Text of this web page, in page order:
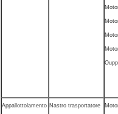
Appallottolamento Nastro trasportatore